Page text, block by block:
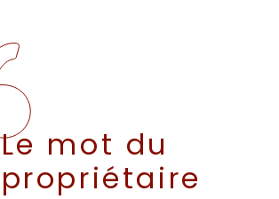
Le mot du
propriétaire